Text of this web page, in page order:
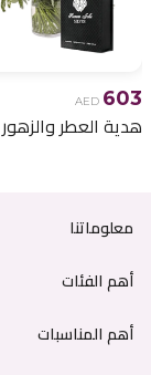
AED 603
معلوماتنا
أهم الفئات
أهم المناسبات